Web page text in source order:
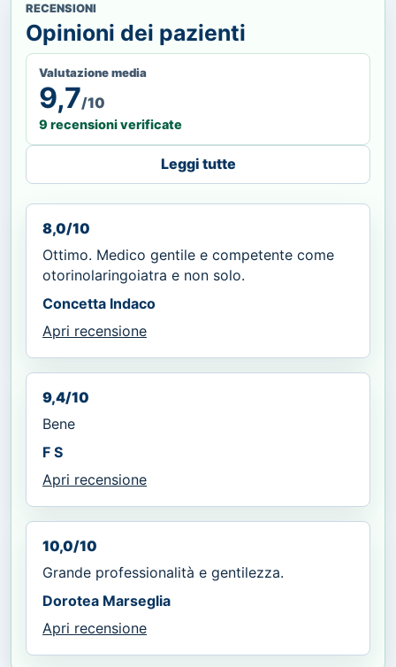
RECENSIONI
Opinioni dei pazienti
Valutazione media
9,7/10
9 recensioni verificate
Leggi tutte
8,0/10
Ottimo. Medico gentile e competente come
otorinolaringoiatra e non solo.
Concetta Indaco
Apri recensione
9,4/10
Bene
F S
Apri recensione
10,0/10
Grande professionalità e gentilezza.
Dorotea Marseglia
Apri recensione